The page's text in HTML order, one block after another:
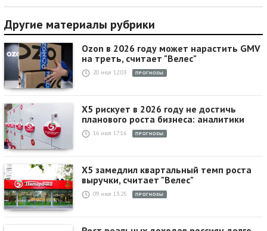
Другие материалы рубрики
Ozon в 2026 году может нарастить GMV
на треть, считает "Велес"
20 июл 12:03 ПРОГНОЗЫ
X5 рискует в 2026 году не достичь
планового роста бизнеса: аналитики
16 июл 17:16 ПРОГНОЗЫ
X5 замедлил квартальный темп роста
выручки, считает "Велес"
09 июл 13:25 ПРОГНОЗЫ